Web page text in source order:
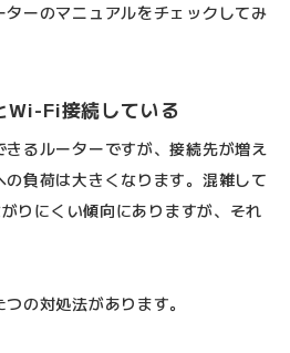
ーのマニュアルをチェックしてみ
Fi接続している
るルーターですが、接続先が増え
負荷は大きくなります。混雑して
りにくい傾向にありますが、それ
の対処法があります。